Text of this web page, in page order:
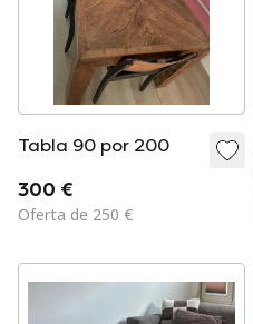
Tabla 90 por 200
300 €
Oferta de 250 €